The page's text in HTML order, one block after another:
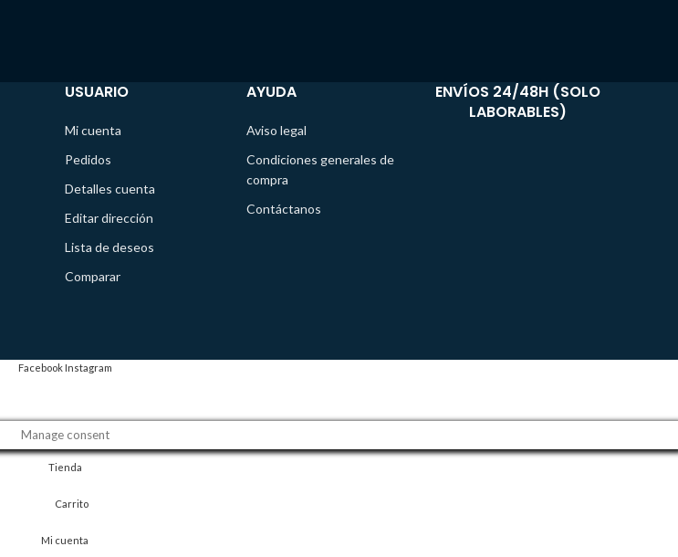
USUARIO
Mi cuenta
Pedidos
Detalles cuenta
Editar dirección
Lista de deseos
Comparar
AYUDA
Aviso legal
Condiciones generales de
compra
Contáctanos
ENVÍOS 24/48H (SOLO
LABORABLES)
Facebook Instagram
Manage consent
Tienda
Carrito
Mi cuenta